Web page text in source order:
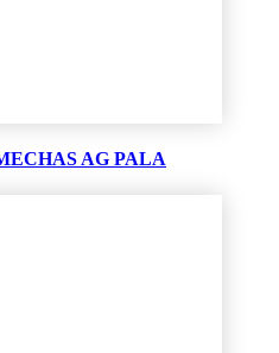
AG PALA